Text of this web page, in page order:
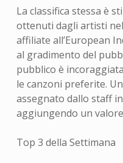
La classifica stessa è
ottenuti dagli artisti
affiliate all’European
al gradimento del
pubblico è
le canzoni preferite.
assegnato dallo staff
aggiungendo un
Top 3 della Settimana